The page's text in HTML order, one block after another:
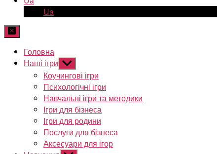
Ua
Головна
Наші ігри Показати
підменю
Коучингові ігри
Психологічні ігри
Навчальні ігри та методики
Ігри для бізнеса
Ігри для родини
Послуги для бізнеса
Аксесуари для ігор